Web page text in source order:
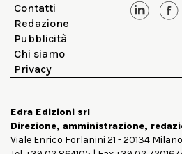
Contatti
Redazione
Pubblicità
Chi siamo
Privacy
Edra Edizioni srl
Direzione, amministrazione,
Viale Enrico Forlanini 21 - 20134 Milano